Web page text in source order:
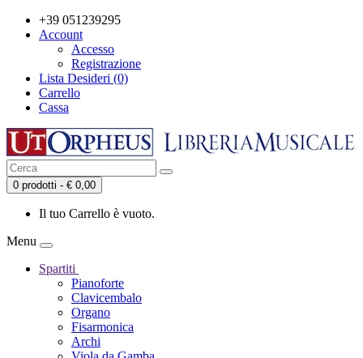
+39 051239295
Account
Accesso
Registrazione
Lista Desideri (0)
Carrello
Cassa
0 prodotti - € 0,00
Il tuo Carrello è vuoto.
Menu
Spartiti
Pianoforte
Clavicembalo
Organo
Fisarmonica
Archi